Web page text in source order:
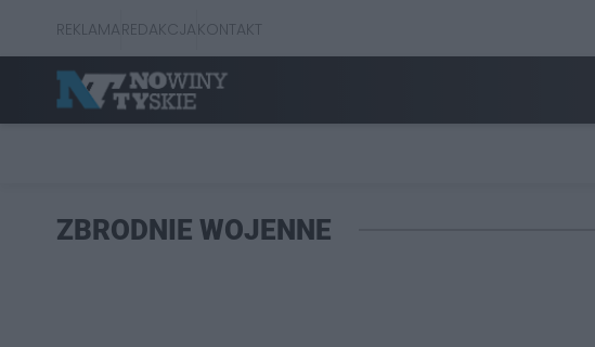
REKLAMAREDAKCJAKONTAKT
ZBRODNIE WOJENNE